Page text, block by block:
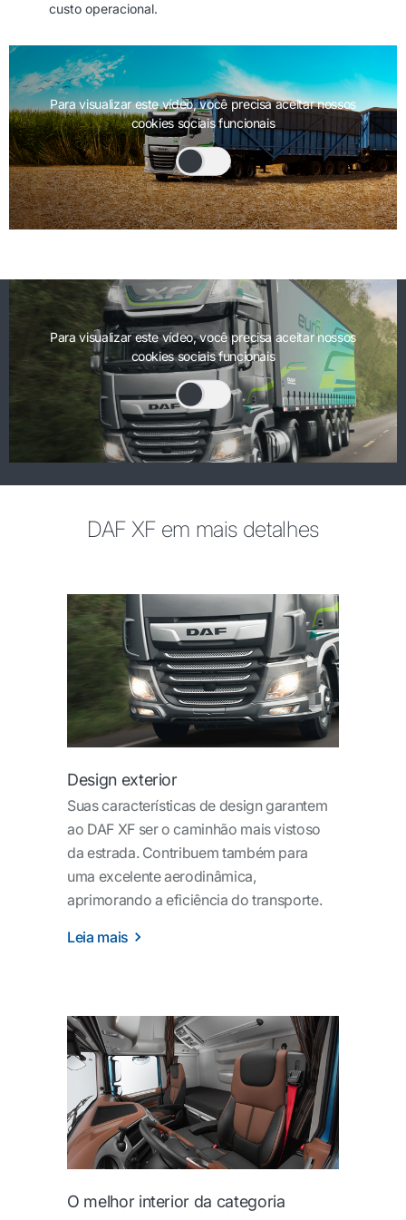
custo operacional.
Para visualizar este vídeo, você precisa aceitar nossos
cookies sociais funcionais
Para visualizar este vídeo, você precisa aceitar nossos
cookies sociais funcionais
DAF XF em mais detalhes
Design exterior
Suas características de design garantem
ao DAF XF ser o caminhão mais vistoso
da estrada. Contribuem também para
uma excelente aerodinâmica,
aprimorando a eficiência do transporte.
Leia mais
O melhor interior da categoria